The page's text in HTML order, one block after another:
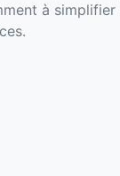
à